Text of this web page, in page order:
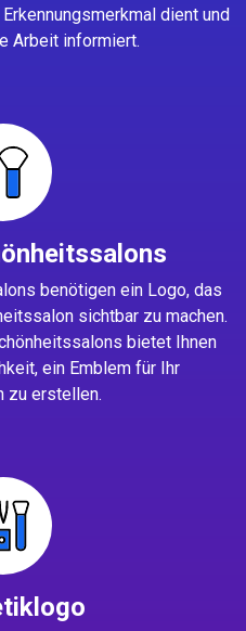
dient und
Arbeit informiert.
benötigen ein Logo, das
sichtbar zu machen.
bietet Ihnen
ein Emblem für Ihr
zu erstellen.